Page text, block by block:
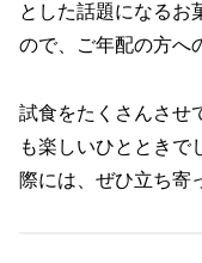
とした話題になるお
ので、ご年配の方へ
試食をたくさんさせ
も楽しいひとときで
際には、ぜひ立ち寄